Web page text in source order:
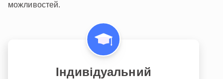
можливостей.
Індивідуальний